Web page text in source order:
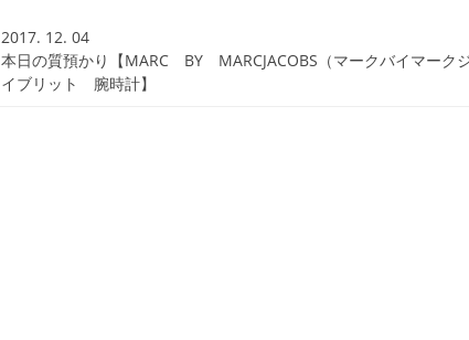
2017. 12. 04
本日の質預かり【MARC BY MARCJACOBS（マークバイマーク
イブリット 腕時計】